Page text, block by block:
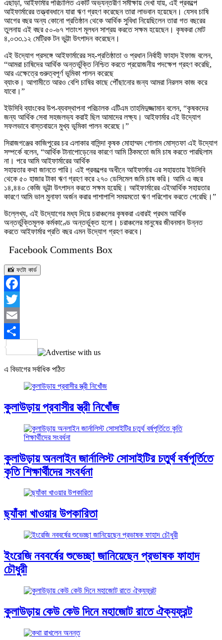
এছাড়া, আইফার্মার পরিচালিত একটি অভ্যন্তরীণ সমীক্ষায় দেখা যায়, এই প্রকল্পে
আইফার্মারের তত্ত্বাবধানে যারা ঋণ গ্রহণ করেছেন তারা লাভবান হয়েছেন। যেসব চাষি
আগের বছর অন্য কোনো প্রতিষ্ঠান থেকে আর্থিক সুবিধা নিয়েছিলেন তারা গত বছরের
তুলনায় এই বছর ৫০-৬৭ শতাংশ মূলধন সাশ্রয় করতে সক্ষম হয়েছেন। কৃষকরা মোট
৪,০৩৩.১২ মেট্রিক টন ভুট্টা উৎপাদন করেছেন।
এই উদ্যোগ প্রসঙ্গে আইফার্মারের সহ-প্রতিষ্ঠাতা ও প্রধান নির্বাহী ফাহাদ ইফাজ বলেন,
“আমরা চাষিদের আর্থিক অন্তর্ভুক্তি নিশ্চিত করতে প্রয়োজনীয় পদক্ষেপ গ্রহণ করেছি,
আর এক্ষেত্রে গুরুত্বপূর্ণ ভূমিকা পালন করেছে
ব্যাংক। আগামীতে আরও বেশি চাষির কাছে পৌঁছানোর জন্য আমরা নিরলস কাজ করে
যাবো।”
ইউসিবি ব্যাংকের উপ-ব্যবস্থাপনা পরিচালক এটিএম তাহমিদুজ্জামান বলেন, “কৃষকদের
জন্য আর্থিক সেবা সহজলভ্য করাই ছিল আমাদের লক্ষ্য। আইফার্মার এই উদ্যোগ
সফলভাবে বাস্তবায়নে মুখ্য ভূমিকা পালন করেছে।”
সিরাজগঞ্জের কাজিপুরের চর এলাকার বাসিন্দা কৃষক মোহাম্মদ গোলাম মোস্তফা এই উদ্যোগ
সম্পর্কে বলেন, “আর্থিক টানাপোড়েনের কারণে আমি ঠিকমতো জমি চাষ করতে পারছিলাম
না। পরে আমি আইফার্মারের আর্থিক
সহায়তার কথা জানতে পারি। এই প্রকল্পের অধীনে আইফার্মার এর সহায়তায় ইউসিবি
থেকে ৫০ হাজার টাকা ঋণ গ্রহণ করে ২৭০ ডেসিমেল জমি চাষ করি। আমি এ বছর
১৪,৪৪০ কেজি ভুট্টা উৎপাদন করতে সক্ষম হয়েছি। আইফার্মারের এইআর্থিক সহায়তার
কারণে আমি ভাল মুনাফা অর্জন করার পাশাপাশি সময়মতো ঋণ পরিশোধ করতে পেরেছি।”
উল্লেখ্য, এই উদ্যোগের মধ্য দিয়ে চরাঞ্চলের কৃষকরা এবারই প্রথম আর্থিক
অন্তর্ভুক্তিমূলক কর্মকাণ্ডে অন্তর্ভুক্ত হলো। চরাঞ্চলের মানুষের জীবনমান উন্নত
করতে আইফার্মার প্রতি বছর এমন উদ্যোগ গ্রহণ করবে।
Facebook Comments Box
📸 ফটো কার্ড
Facebook
Twitter
Email
Share
এ বিভাগের সর্বাধিক পঠিত
কুলাউড়ায় প্রবাসীর স্ত্রী নিখোঁজ
কুলাউড়ায় অনলাইন জার্নালিস্ট সোসাইটির চতুর্থ বর্ষপূর্তিতে
কৃতি শিক্ষার্থীদের সংবর্ধনা
ছ্যাঁকা খাওয়ার উপকারিতা
ইংরেজি নববর্ষের শুভেচ্ছা জানিয়েছেন প্রভাষক ফাহাদ
চৌধুরী
কুলাউড়ায় কেউ কেউ দিনে মহাজোট রাতে ঐক্যফ্রন্ট